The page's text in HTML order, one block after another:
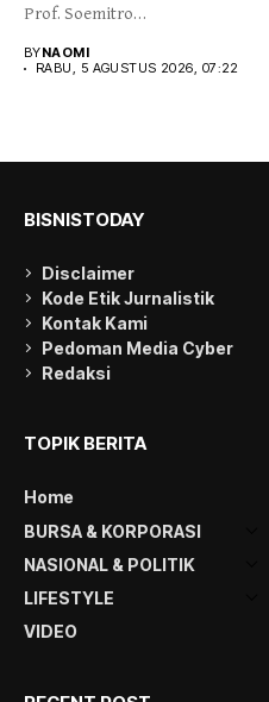
Prof. Soemitro
menegaskan kemerdekaan...
BYNAOMI
RABU, 5 AGUSTUS 2026, 07:22
BISNISTODAY
Disclaimer
Kode Etik Jurnalistik
Kontak Kami
Pedoman Media Cyber
Redaksi
TOPIK BERITA
Home
BURSA & KORPORASI
NASIONAL & POLITIK
LIFESTYLE
VIDEO